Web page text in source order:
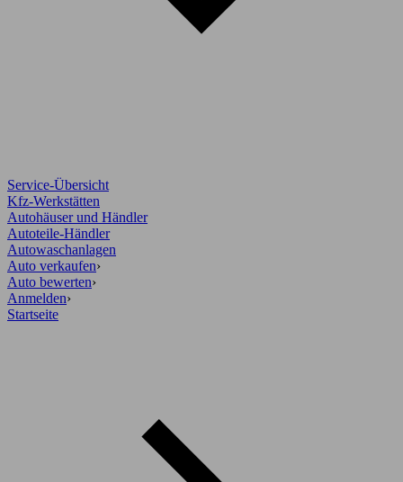
Service-Übersicht
Kfz-Werkstätten
Autohäuser und Händler
Autoteile-Händler
Autowaschanlagen
Auto verkaufen›
Auto bewerten›
Anmelden›
Startseite